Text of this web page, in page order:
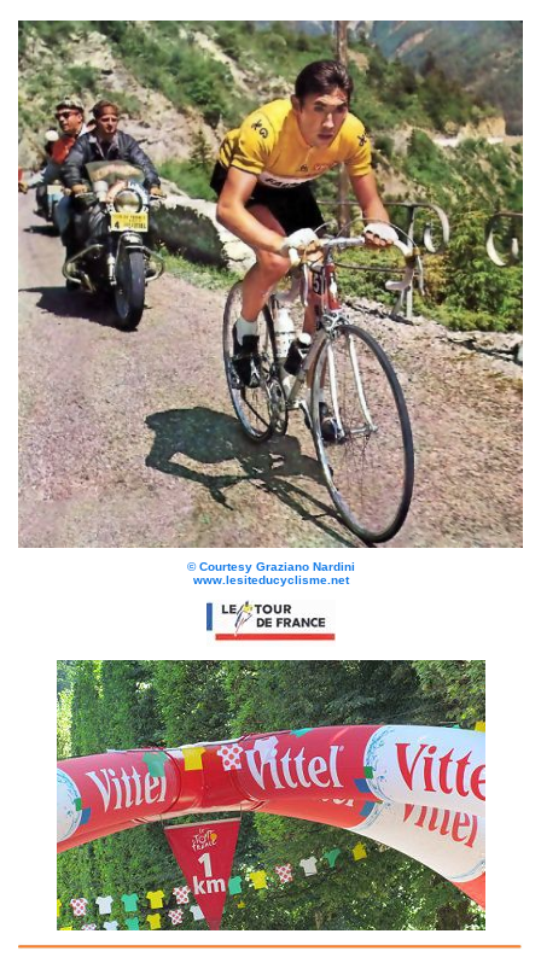
© Courtesy Graziano Nardini
www.lesiteducyclisme.net